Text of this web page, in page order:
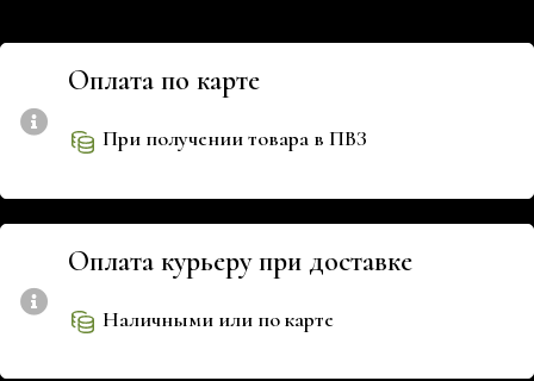
Оплата по карте
При получении товара в ПВЗ
Оплата курьеру при доставке
Наличными или по карте